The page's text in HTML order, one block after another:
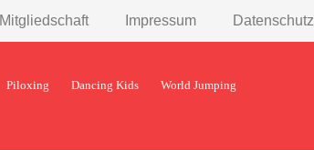
Mitgliedschaft Impressum Datenschutz
Piloxing Dancing Kids World Jumping